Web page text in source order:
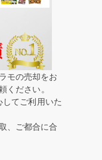
モの売却をお
ください。
てご利用いた
、ご都合に合